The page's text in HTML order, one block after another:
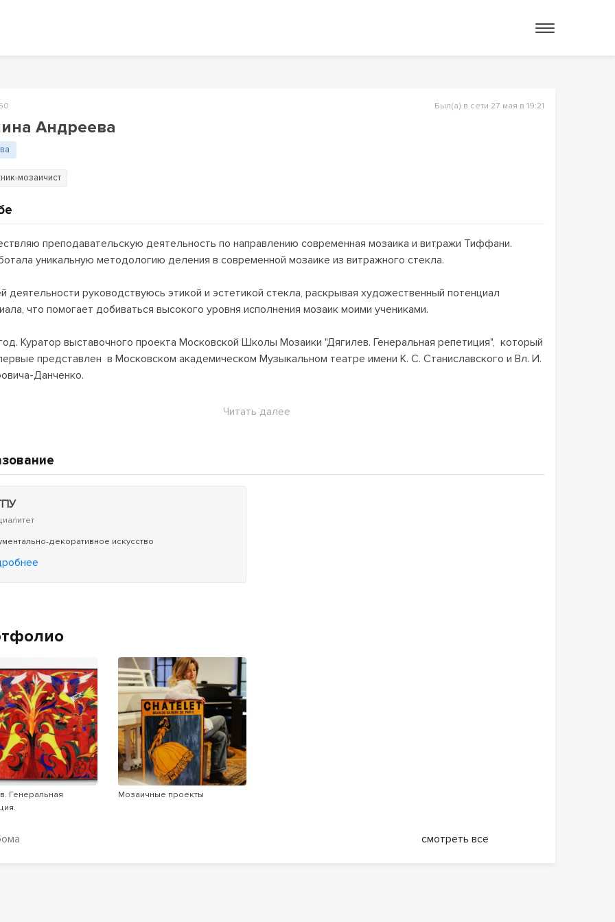
Был(а) в сети 27 мая в 19:21
Андреева
мозаичист
преподавательскую деятельность по направлению современная мозаика и витражи Тиффани.
уникальную методологию деления в современной мозаике из витражного стекла.
деятельности руководствуюсь этикой и эстетикой стекла, раскрывая художественный потенциал
что помогает добиваться высокого уровня исполнения мозаик моими учениками.
Куратор выставочного проекта Московской Школы Мозаики "Дягилев. Генеральная репетиция", который
представлен в Московском академическом Музыкальном театре имени К. С. Станиславского и Вл. И.
Данченко.
Восемь работ из проекта "Дягилев. Генеральная репетиция", включая мою мозаику, были отобраны
Читать далее
декоративное искусство
Генеральная
Мозаичные проекты
смотреть все